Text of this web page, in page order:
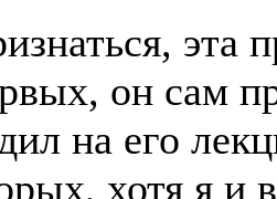
эта
он сам
на его
хотя я и